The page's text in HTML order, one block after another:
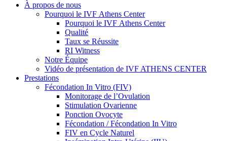
À propos de nous
Pourquoi le IVF Αthens Center
Pourquoi le IVF Αthens Center
Qualité
Taux se Réussite
RI Witness
Notre Équipe
Vidéo de présentation de IVF ATHENS CENTER
Prestations
Fécondation In Vitro (FIV)
Monitorage de l’Ovulation
Stimulation Ovarienne
Ponction Ovocyte
Fécondation / Fécondation In Vitro
FIV en Cycle Naturel